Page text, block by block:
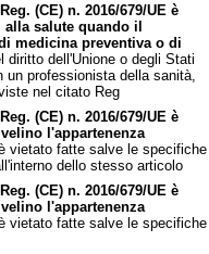
(CE) n. 2016/679/UE è
salute quando il
medicina preventiva o di
dell'Unione o degli Stati
professionista della sanità,
nel citato Reg
(CE) n. 2016/679/UE è
l'appartenenza
fatte salve le specifiche
dello stesso articolo
(CE) n. 2016/679/UE è
l'appartenenza
fatte salve le specifiche